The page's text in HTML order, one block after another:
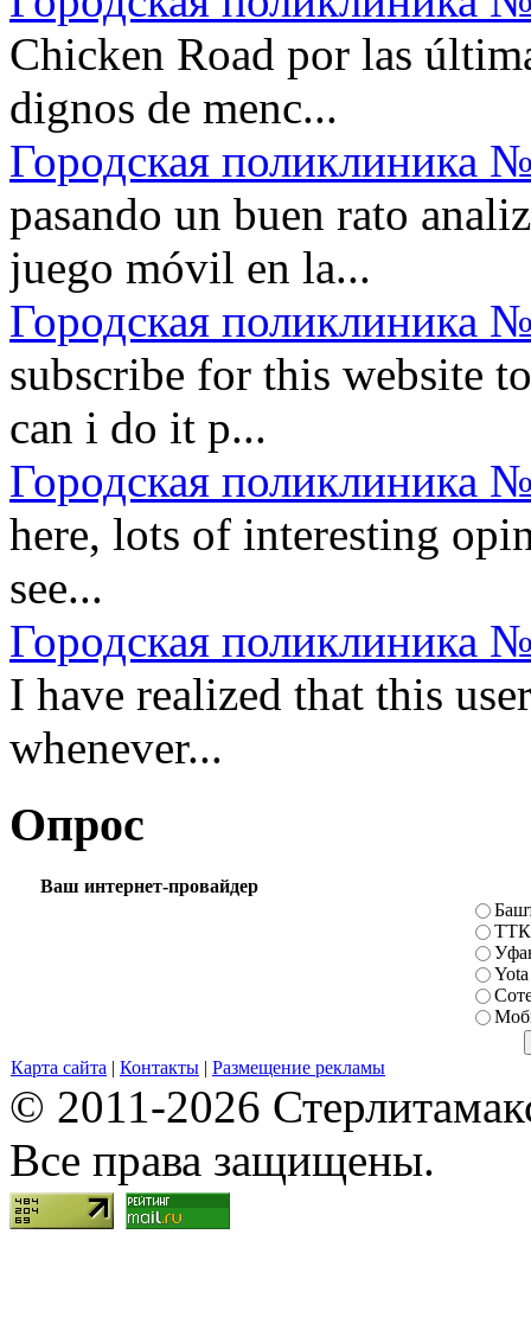
Chicken Road por las
dignos de menc...
Городская поликлиника
pasando un buen rato
juego móvil en la...
Городская поликлиника
subscribe for this website
can i do it p...
Городская поликлиника
here, lots of interesting
see...
Городская поликлиника
I have realized that this
whenever...
Опрос
Ваш интернет-провайдер
ТТК
Yota
Карта сайта | Контакты | Размещение рекламы
© 2011-2026
Все права защищены.